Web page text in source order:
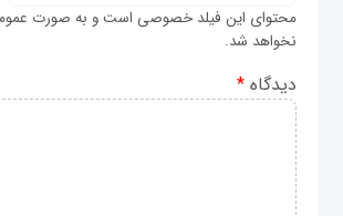
محتوای این فیلد خصوصی است و به صورت
نخواهد شد.
دیدگاه*